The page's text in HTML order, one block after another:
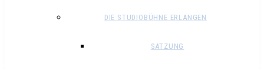
DIE STUDIOBÜHNE ERLANGEN
SATZUNG